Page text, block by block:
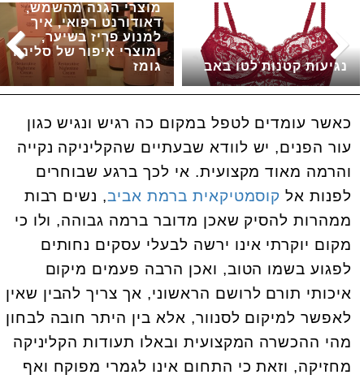
מוצרי הגנה מהשמש,
דאודורנט רפואי, איך
למנוע פריז בשיער,
ומוצרי איפור של סלינה
גומז
נגיעות קטנות לטו באב
כאשר עומדים לטפל במקום כה רגיש ונגיש כגון
עור הפנים, יש לוודא שבעתיים שהקליניקה נקייה
והרמה מאוד מקצועית. אי לכך ברגע שבוחרים
לפנות אל קוסמטיקאית ברמת אביב, נשים רבות
ממהרות להסיק שאכן מדובר ברמה גבוהה, ולו כי
מקום יוקרתי אינו ירשה לבעלי עסקים נחותים
לפגוע בשמו הטוב, ואכן הרבה פעמים מיקום
איכותי תורם לרושם הראשוני, אך צריך להבין שאין
לאפשר למיקום לסנוור, אלא בין היתר חובה לבחון
מהי ההכשרה המקצועית ובאלו תעודות הקליניקה
מחזיקה, וזאת כי התחום אינו לגמרי מפוקח ואף